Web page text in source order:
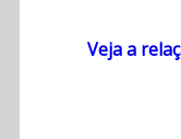
Veja a